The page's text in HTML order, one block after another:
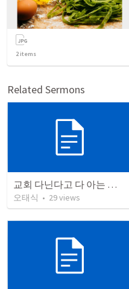
2items
Related Sermons
교회 다닌다고 다 아는 건 아니야
오태식 • 29views